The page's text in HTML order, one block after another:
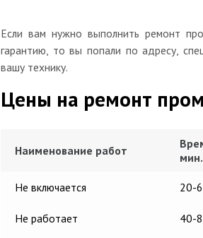
Если вам нужно выполнить ремонт
гарантию, то вы попали по адресу,
вашу технику.
Цены на ремонт
Наименование работ
мин.
Не включается 20-
Не работает 40-